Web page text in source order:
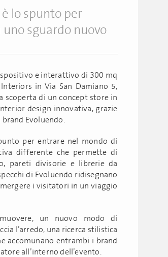
lo spunto per
sguardo nuovo
e interattivo di 300 mq
in Via San Damiano 5,
scoperta di un concept store in
design innovativa, grazie
brand Evoluendo.
per entrare nel mondo di
differente che permette di
pareti divisorie e librerie da
di Evoluendo ridisegnano
i visitatori in un viaggio
un nuovo modo di
l’arredo, una ricerca stilistica
accomunano entrambi i brand
all’interno dell’evento.